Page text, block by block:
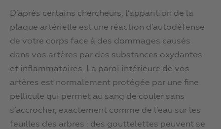
D’après certains chercheurs, l’apparition de la
plaque artérielle est une réaction d’autodéfense
de votre corps face à des dommages causés
dans vos artères par des substances oxydantes
et inflammatoires. La paroi intérieure de vos
artères est normalement protégée par une fine
pellicule qui permet au sang de couler sans
s’accrocher, exactement comme de l’eau sur les
feuilles des arbres : des gouttelettes peuvent se